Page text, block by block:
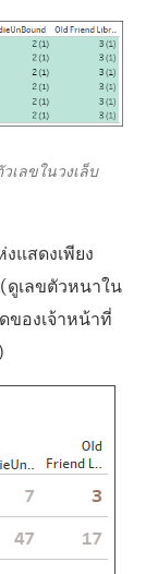
เลขในวงเล็บ
แสดงเพียง
เลขตัวหนาใน
ของเจ้าหน้าที่